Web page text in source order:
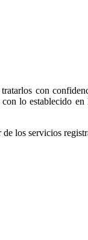
con
lo establecido
los servicios